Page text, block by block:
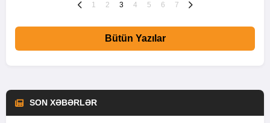
1 2 3 4 5 6 7
Bütün Yazılar
SON XƏBƏRLƏR